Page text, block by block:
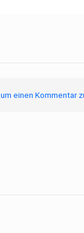
einen Kommentar